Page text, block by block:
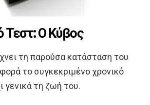
Τεστ: Ο Κύβος
τη παρούσα κατάσταση του
το συγκεκριμένο χρονικό
γενικά τη ζωή του.